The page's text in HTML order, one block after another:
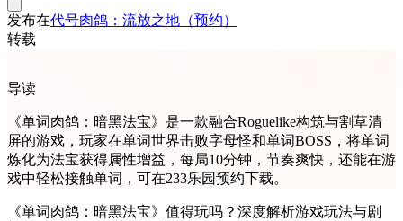
发布在代号肉鸽：流放之地（预约）
转载
导读
《单词肉鸽：暗黑法宝》是一款融合Roguelike构筑与割草清
屏的游戏，玩家在单词世界击败字母怪和单词BOSS，将单词
炼化为法宝获得属性增益，每局10分钟，节奏爽快，还能在游
戏中轻松接触单词，可在233乐园预约下载。
《单词肉鸽：暗黑法宝》值得玩吗？深度解析游戏玩法与剧